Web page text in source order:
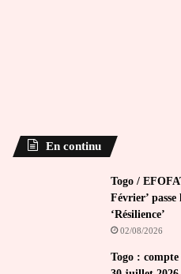
En continu
Togo /
Février’
‘Résilience’
02/08/2026
Togo :